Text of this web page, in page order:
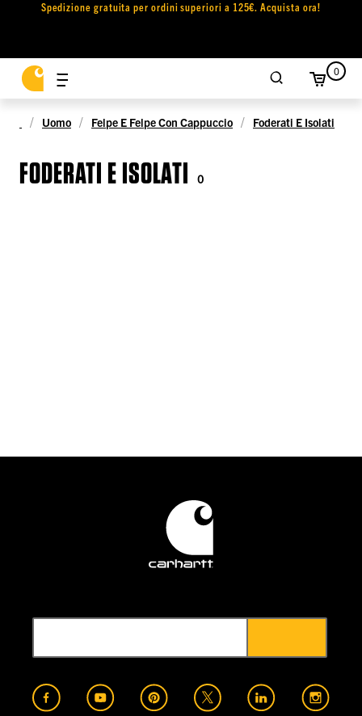
Spedizione gratuita per ordini superiori a 125€. Acquista ora!
0
Uomo Felpe E Felpe Con Cappuccio Foderati E Isolati
FODERATI E ISOLATI 0